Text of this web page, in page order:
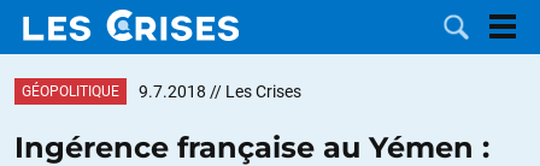
GÉOPOLITIQUE 9.7.2018 // Les Crises
Ingérence française au Yémen :